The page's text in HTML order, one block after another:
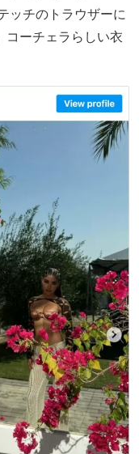
ッチのトラウザーに
コーチェラらしい衣